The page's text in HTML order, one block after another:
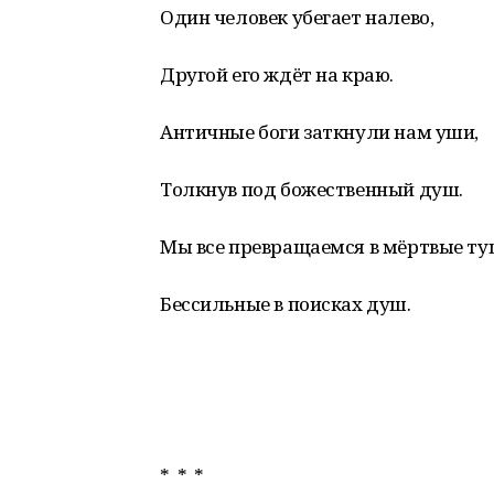
Один человек убегает налево,
Другой его ждёт на краю.
Античные боги заткнули нам уши,
Толкнув под божественный душ.
Мы все превращаемся в мёртвые
Бессильные в поисках душ.
* * *